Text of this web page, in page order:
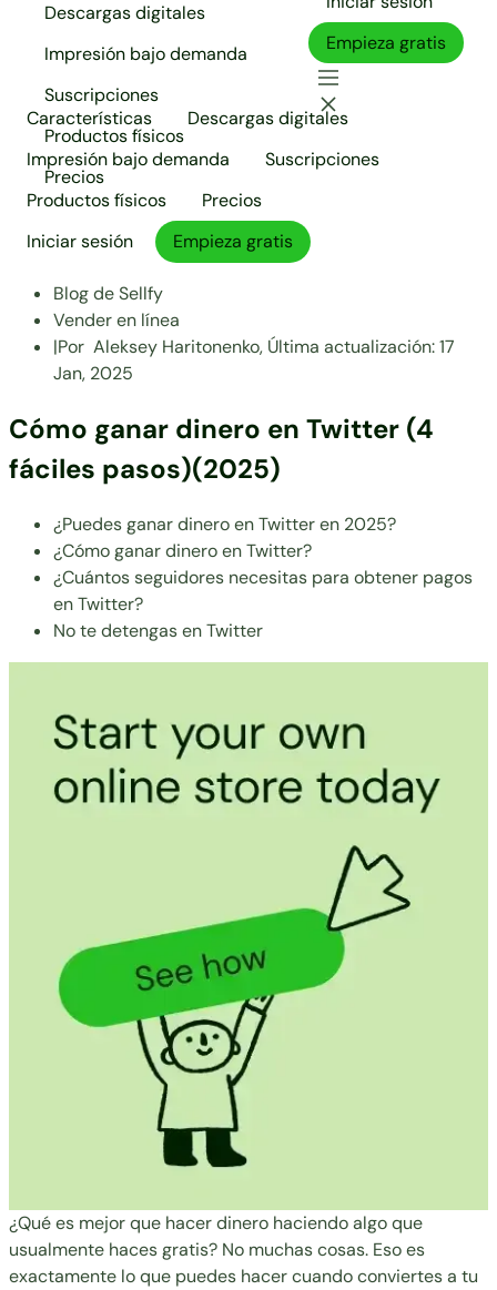
Descargas digitales
Impresión bajo demanda
Suscripciones
Productos físicos
Precios
Empieza gratis
Características
Descargas digitales
Impresión bajo demanda
Suscripciones
Productos físicos
Precios
Iniciar sesión
Empieza gratis
Blog de Sellfy
Vender en línea
|Por Aleksey Haritonenko, Última actualización:17
Jan, 2025
Cómo ganar dinero en Twitter (4
fáciles pasos)(2025)
¿Puedes ganar dinero en Twitter en 2025?
¿Cómo ganar dinero en Twitter?
¿Cuántos seguidores necesitas para obtener pagos
en Twitter?
No te detengas en Twitter
¿Qué es mejor que hacer dinero haciendo algo que
usualmente haces gratis? No muchas cosas. Eso es
exactamente lo que puedes hacer cuando conviertes a tu